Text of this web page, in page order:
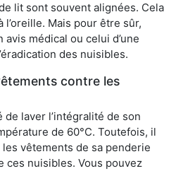
lit sont souvent alignées. Cela
Mais pour être sûr,
médical ou celui d’une
des nuisibles.
contre les
de laver l’intégralité de son
de 60°C. Toutefois, il
vêtements de sa penderie
ces nuisibles. Vous pouvez